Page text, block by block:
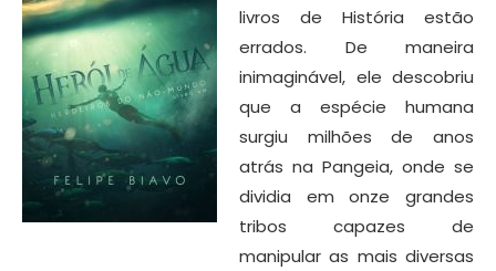
livros de História estão
errados. De maneira
inimaginável, ele descobriu
que a espécie humana
surgiu milhões de anos
atrás na Pangeia, onde se
dividia em onze grandes
tribos capazes de
manipular as mais diversas